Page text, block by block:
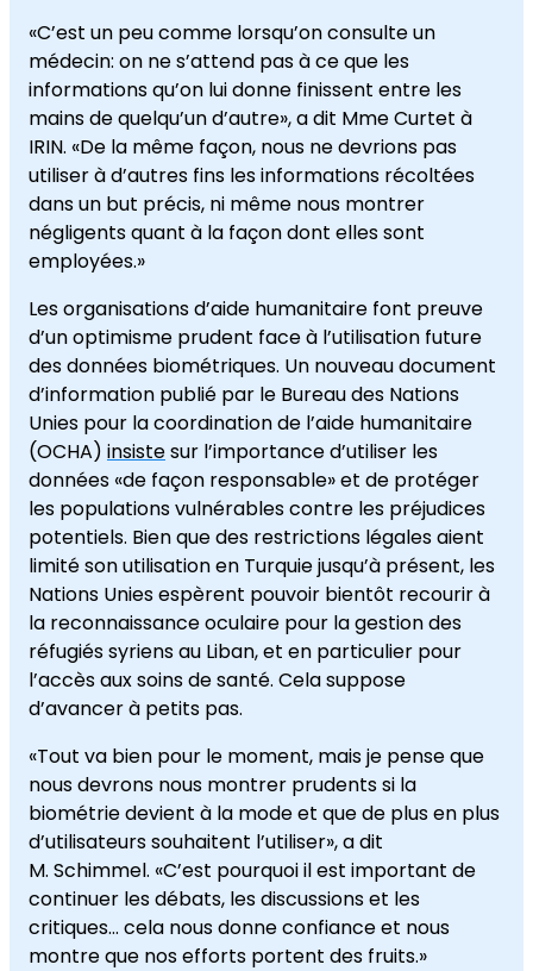
«C’est un peu comme lorsqu’on consulte un
médecin: on ne s’attend pas à ce que les
informations qu’on lui donne finissent entre les
mains de quelqu’un d’autre», a dit Mme Curtet à
IRIN. «De la même façon, nous ne devrions pas
utiliser à d’autres fins les informations récoltées
dans un but précis, ni même nous montrer
négligents quant à la façon dont elles sont
employées.»
Les organisations d’aide humanitaire font preuve
d’un optimisme prudent face à l’utilisation future
des données biométriques. Un nouveau document
d’information publié par le Bureau des Nations
Unies pour la coordination de l’aide humanitaire
(OCHA) insistesur l’importance d’utiliser les
données «de façon responsable» et de protéger
les populations vulnérables contre les préjudices
potentiels. Bien que des restrictions légales aient
limité son utilisation en Turquie jusqu’à présent, les
Nations Unies espèrent pouvoir bientôt recourir à
la reconnaissance oculaire pour la gestion des
réfugiés syriens au Liban, et en particulier pour
l’accès aux soins de santé. Cela suppose
d’avancer à petits pas.
«Tout va bien pour le moment, mais je pense que
nous devrons nous montrer prudents si la
biométrie devient à la mode et que de plus en plus
d’utilisateurs souhaitent l’utiliser», a dit
M. Schimmel. «C’est pourquoi il est important de
continuer les débats, les discussions et les
critiques… cela nous donne confiance et nous
montre que nos efforts portent des fruits.»